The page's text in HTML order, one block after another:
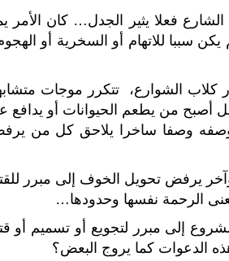
فعلا يثير الجدل… كان الأمر
سببا للاتهام أو السخرية أو
كلاب الشوارع، تتكرر موجات
أصبح من يطعم الحيوانات أو يدافع
وصفا ساخرا يلاحق كل من
يرفض تحويل الخوف إلى مبرر
الرحمة نفسها وحدودها…
إلى مبرر لتجويع أو تسميم أو
الدعوات كما يروج البعض؟